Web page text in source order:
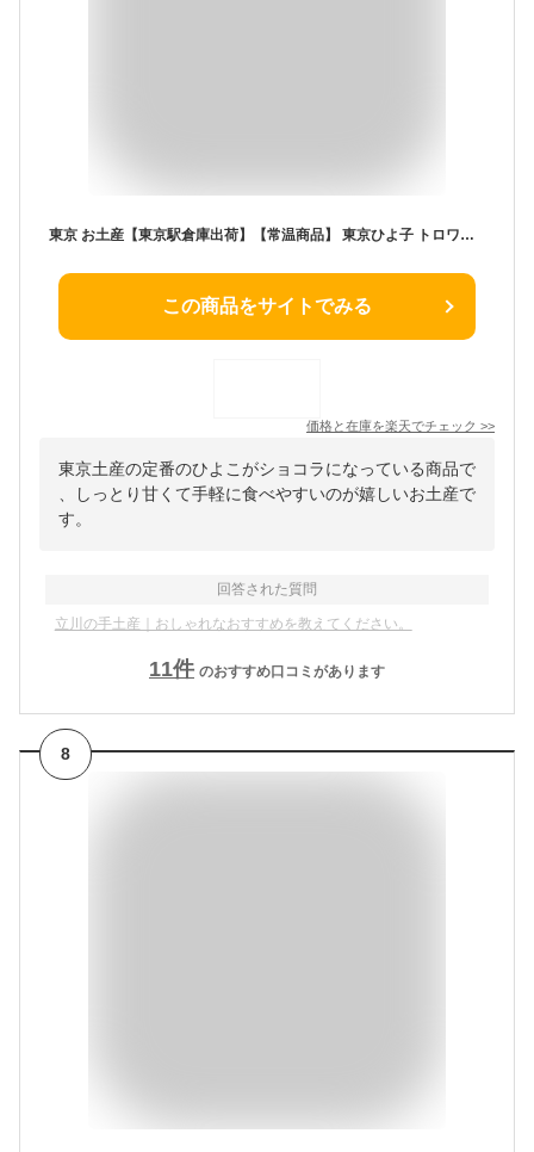
東京 お土産【東京駅倉庫出荷】【常温商品】 東京ひよ子 トロワアンプレス ショコラひよ子 6個入 おみやげ 東京土産 東京みやげ お菓子 HANAGATAYA限定 和洋菓子 洋菓子 スイーツ お中元 お歳暮 内祝い お取り寄せ プレゼント のし不可 御歳暮
この商品をサイトでみる
価格と在庫を楽天でチェック >>
東京土産の定番のひよこがショコラになっている商品で
、しっとり甘くて手軽に食べやすいのが嬉しいお土産で
す。
回答された質問
立川の手土産｜おしゃれなおすすめを教えてください。
11件 のおすすめ口コミがあります
8